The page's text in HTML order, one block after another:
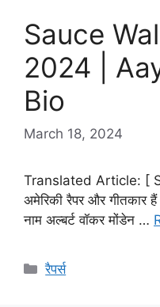
Sauce
2024 |
Bio
March 18, 2024
Translated Article: [
अमेरिकी रैपर और गीतकार
नाम अल्बर्ट वॉकर मोंडेन …
Categories
रैपर्स